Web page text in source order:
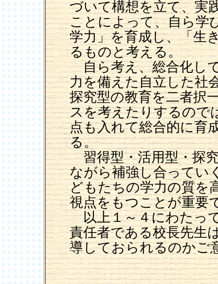
づいて構想を立て、実
ことによって、自ら学
学力」を育成し、「生
るものと考える。
自ら考え、総合化し
力を備えた自立した社
探究型の教育を二者択
スを考えたりするので
点も入れて総合的に育
る。
習得型・活用型・探
ながら補強し合ってい
どもたちの学力の質を
視点をもつことが重要
以上１～４にわたっ
責任者である校長先生
導しておられるのかご